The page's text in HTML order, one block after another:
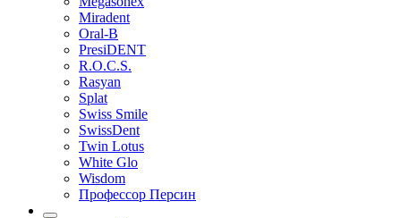
Miradent
Oral-B
PresiDENT
R.O.C.S.
Rasyan
Splat
Swiss Smile
SwissDent
Twin Lotus
White Glo
Wisdom
Профессор Персин